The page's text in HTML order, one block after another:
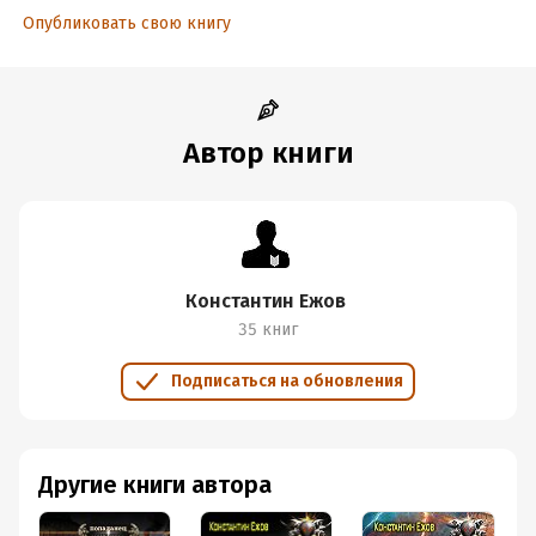
Дата поступления:25 июня 2021
Опубликовать свою книгу
Автор книги
Константин Ежов
35 книг
Подписаться на обновления
Другие книги автора